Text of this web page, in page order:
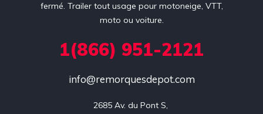
fermé. Trailer tout usage pour motoneige, VTT,
moto ou voiture.
1(866) 951-2121
info@remorquesdepot.com
2685 Av. du Pont S,